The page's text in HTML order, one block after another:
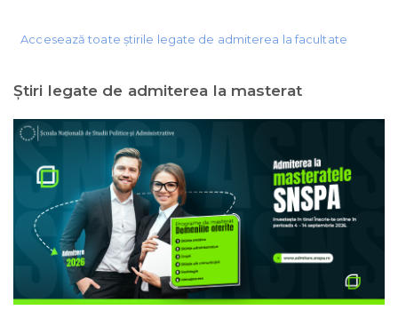
Accesează toate știrile legate de admiterea la facultate
Ştiri legate de admiterea la masterat